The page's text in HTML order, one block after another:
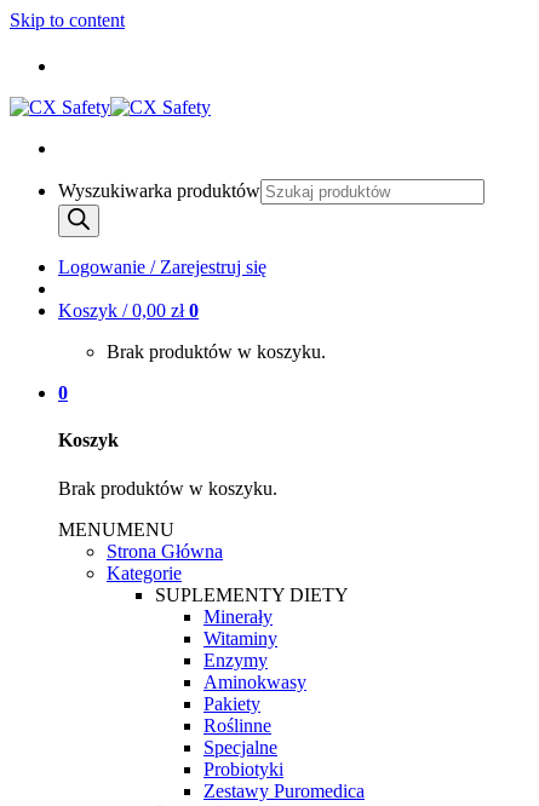
Skip to content
Wyszukiwarka produktów
Logowanie / Zarejestruj się
Koszyk /0,00 zł 0
Brak produktów w koszyku.
0
Koszyk
Brak produktów w koszyku.
MENUMENU
Strona Główna
Kategorie
SUPLEMENTY DIETY
Minerały
Witaminy
Enzymy
Aminokwasy
Pakiety
Roślinne
Specjalne
Probiotyki
Zestawy Puromedica